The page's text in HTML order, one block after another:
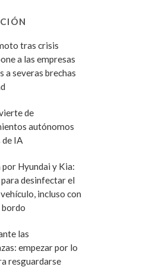
tras crisis
a las empresas
a severas brechas
de
autónomos
de IA
Hyundai y Kia:
desinfectar el
incluso con
bordo
las
empezar por lo
resguardarse